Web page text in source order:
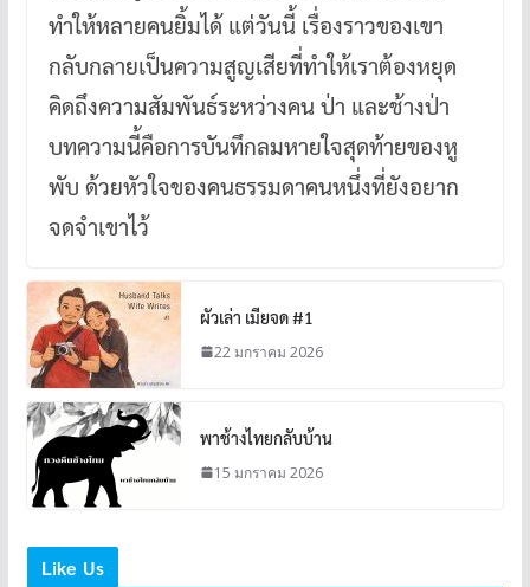
ทำให้หลายคนยิ้มได้ แต่วันนี้ เรื่องราวของเขา
กลับกลายเป็นความสูญเสียที่ทำให้เราต้องหยุด
คิดถึงความสัมพันธ์ระหว่างคน ป่า และช้างป่า
บทความนี้คือการบันทึกลมหายใจสุดท้ายของหู
พับ ด้วยหัวใจของคนธรรมดาคนหนึ่งที่ยังอยาก
จดจำเขาไว้
ผัวเล่า เมียจด #1
22 มกราคม 2026
พาช้างไทยกลับบ้าน
15 มกราคม 2026
Like Us